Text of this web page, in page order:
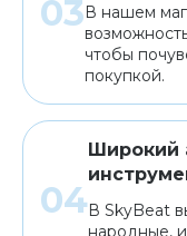
В нашем
чтобы
покупкой.
Широкий
В SkyBeat
народные,